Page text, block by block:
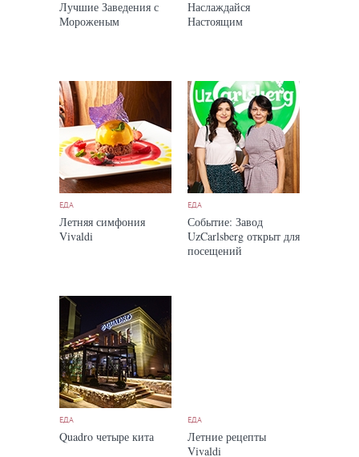
Лучшие Заведения с
Мороженым
Наслаждайся
Настоящим
ЕДА
Летняя симфония
Vivaldi
ЕДА
Событие: Завод
UzCarlsberg открыт для
посещений
ЕДА
Quadro четыре кита
ЕДА
Летние рецепты
Vivaldi